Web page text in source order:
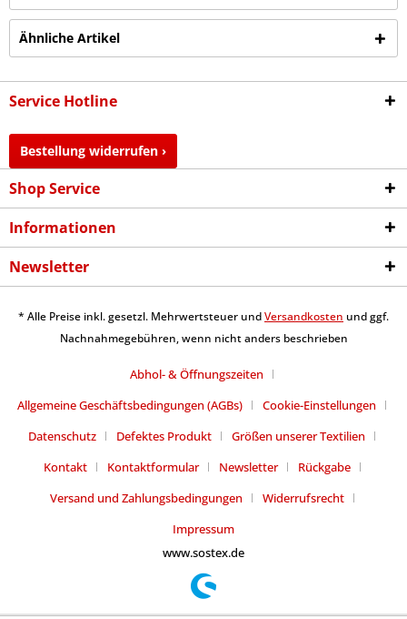
Ähnliche Artikel
Service Hotline
Bestellung widerrufen ›
Shop Service
Informationen
Newsletter
* Alle Preise inkl. gesetzl. Mehrwertsteuer undVersandkosten und ggf.
Nachnahmegebühren, wenn nicht anders beschrieben
Abhol- & Öffnungszeiten
Allgemeine Geschäftsbedingungen (AGBs)
Cookie-Einstellungen
Datenschutz
Defektes Produkt
Größen unserer Textilien
Kontakt
Kontaktformular Newsletter
Rückgabe
Versand und Zahlungsbedingungen
Widerrufsrecht
Impressum
www.sostex.de